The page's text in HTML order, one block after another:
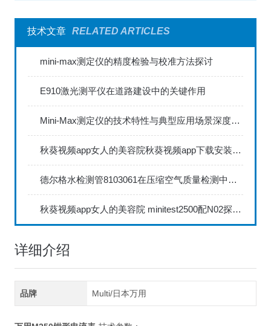
技术文章 RELATED ARTICLES
mini-max测定仪的精度检验与校准方法探讨
E910激光测平仪在道路建设中的关键作用
Mini-Max测定仪的技术特性与典型应用场景深度解读
秋葵视频app女人的美容院秋葵视频app下载安装735FN1.5正确的校准步骤
德尔格水检测管8103061在压缩空气质量检测中的应用
秋葵视频app女人的美容院 minitest2500配N02探头如何两点校准？
详细介绍
品牌 Multi/日本万用